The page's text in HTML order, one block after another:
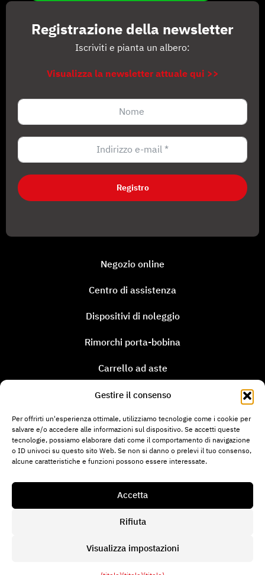
Gestire il consenso
Per offrirti un'esperienza ottimale, utilizziamo tecnologie come i cookie per
salvare e/o accedere alle informazioni sul dispositivo. Se accetti queste
tecnologie, possiamo elaborare dati come il comportamento di navigazione
o ID univoci su questo sito Web. Se non si danno o prelevi il tuo consenso,
alcune caratteristiche e funzioni possono essere interessate.
Accetta
Rifiuta
Visualizza impostazioni
Registrazione della newsletter
Iscriviti e pianta un albero:
Visualizza la newsletter attuale qui >>
Registro
Negozio online
Centro di assistenza
Dispositivi di noleggio
Rimorchi porta-bobina
Carrello ad aste
Azienda
Termini e Condizioni
AMB
Informazione legale
Protezione dei dati
© 2026 Mitech AG. Tutti i diritti riservati